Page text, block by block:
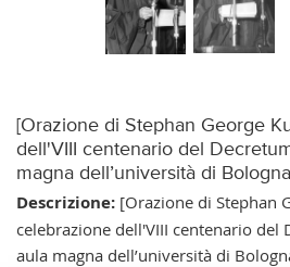
[Orazione di Stephan George
dell'VIII centenario del
magna dell’università di
Descrizione:[Orazione di Stephan
celebrazione dell'VIII centenario del
aula magna dell’università di